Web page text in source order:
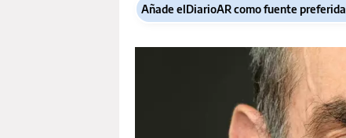
Añade elDiarioAR como fuente preferida